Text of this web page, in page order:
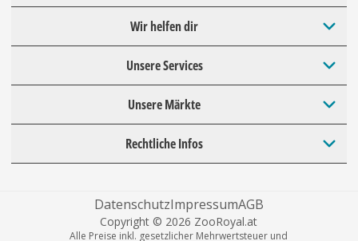
Wir helfen dir
Unsere Services
Unsere Märkte
Rechtliche Infos
DatenschutzImpressumAGB
Copyright © 2026 ZooRoyal.at
Alle Preise inkl. gesetzlicher Mehrwertsteuer und